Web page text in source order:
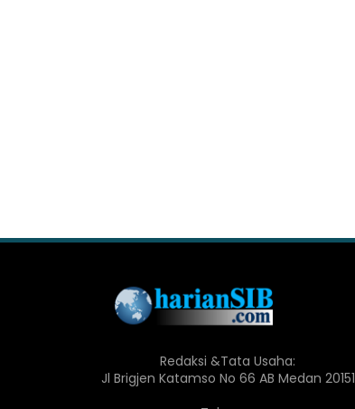
Redaksi &Tata Usaha:
Jl Brigjen Katamso No 66 AB Medan 20151